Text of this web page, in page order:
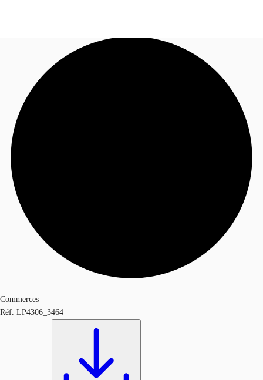
Blog
Données marchés
Appelez maintenant
Commerces
Réf. LP4306_3464